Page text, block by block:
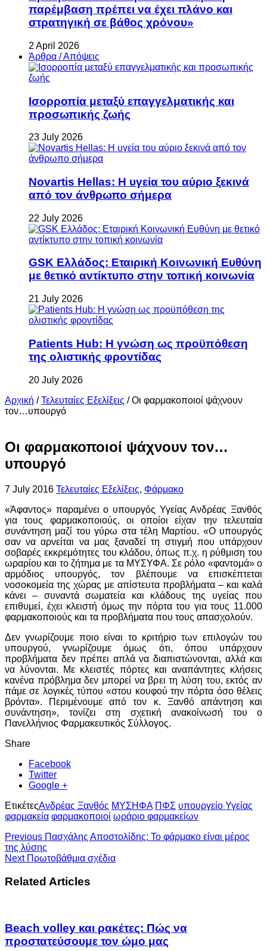
παρέμβαση πρέπει να έχει πλάνο και
στρατηγική σε βάθος χρόνου»
2 April 2026
Άρθρα / Απόψεις
Ισορροπία μεταξύ επαγγελματικής και
προσωπικής ζωής
23 July 2026
Novartis Hellas: Η υγεία του αύριο ξεκινά
από τον άνθρωπο σήμερα
22 July 2026
GSK Ελλάδος: Εταιρική Κοινωνική Ευθύνη
με θετικό αντίκτυπο στην τοπική κοινωνία
21 July 2026
Patients Hub: Η γνώση ως προϋπόθεση
της ολιστικής φροντίδας
20 July 2026
Αρχική / Τελευταίες Εξελίξεις / Οι φαρμακοποιοί ψάχνουν
τον…υπουργό
Οι φαρμακοποιοί ψάχνουν τον…
υπουργό
7 July 2016 Τελευταίες Εξελίξεις, Φάρμακο
«Άφαντος» παραμένει ο υπουργός Υγείας Ανδρέας Ξανθός
για τους φαρμακοποιούς, οι οποίοι είχαν την τελευταία
συνάντηση μαζί του γύρω στα τέλη Μαρτίου. «Ο υπουργός
σαν να αρνείται να μας ξαναδεί τη στιγμή που υπάρχουν
σοβαρές εκκρεμότητες του κλάδου, όπως π.χ. η ρύθμιση του
ωραρίου και το ζήτημα με τα ΜΥΣΥΦΑ. Σε ρόλο «φαντομά» ο
αρμόδιος υπουργός, τον βλέπουμε να επισκέπτεται
νοσοκομεία της χώρας με απίστευτα προβλήματα – και καλά
κάνει – συναντά σωματεία και κλάδους της υγείας που
επιθυμεί, έχει κλειστή όμως την πόρτα του για τους 11.000
φαρμακοποιούς και τα προβλήματα που τους απασχολούν.
Δεν γνωρίζουμε ποιο είναι το κριτήριο των επιλογών του
υπουργού, γνωρίζουμε όμως ότι, όπου υπάρχουν
προβλήματα δεν πρέπει απλά να διαπιστώνονται, αλλά και
να λύνονται. Με κλειστές πόρτες και αναπάντητες κλήσεις
κανένα πρόβλημα δεν μπορεί να βρει τη λύση του, εκτός αν
πάμε σε λογικές τύπου «στου κουφού την πόρτα όσο θέλεις
βρόντα». Περιμένουμε από τον κ. Ξανθό απάντηση και
συνάντηση», τονίζει στη σχετική ανακοίνωσή του ο
Πανελλήνιος Φαρμακευτικός Σύλλογος.
Share
Facebook
Twitter
Google +
ΕτικέτεςΑνδρέας Ξανθός ΜΥΣΗΦΑ ΠΦΣ υπουργείο Υγείας
φαρμακεία φαρμακοποιοί ωράριο φαρμακείων
Previous Πασχάλης Αποστολίδης: Το φάρμακο είναι μέρος
της λύσης
NextΠρωτοβάθμια σχέδια
Related Articles
Beach volley και ρακέτες: Πώς να
προστατεύσουμε τον ώμο μας